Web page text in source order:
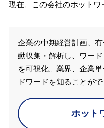
現在、この会社のホット
企業の中期経営計画、
動収集・解析し、ワー
を可視化。業界、企業
ドワードを知ることがで
ホット